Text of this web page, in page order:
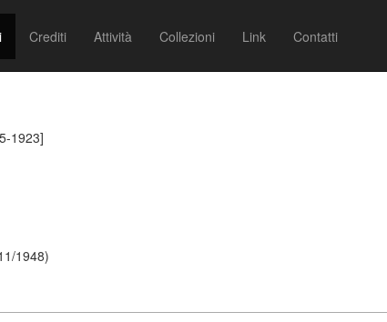
Crediti Attività Collezioni Link Contatti
1923]
1948)